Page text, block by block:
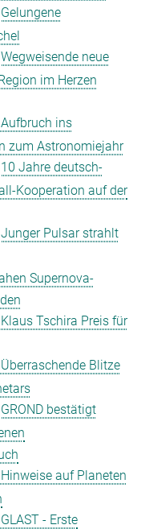
Gelungene
Wegweisende neue
im Herzen
Aufbruch ins
zum Astronomiejahr
10 Jahre deutsch-
Kooperation auf der
Junger Pulsar strahlt
Supernova-
Klaus Tschira Preis für
Überraschende Blitze
GROND bestätigt
Hinweise auf Planeten
GLAST - Erste